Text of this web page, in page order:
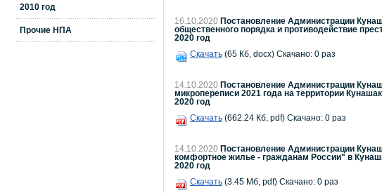
2010 год
Прочие НПА
16.10.2020 Постановление Администрации
общественного порядка и противодействие
2020 год
Скачать (65 Кб, docx) Скачано: 0 раз
14.10.2020 Постановление Администрации
микропереписи 2021 года на территории
2020 год
Скачать (662.24 Кб, pdf) Скачано: 0 раз
14.10.2020 Постановление Администрации
комфортное жилье - гражданам России" в
2020 год
Скачать (3.45 Мб, pdf) Скачано: 0 раз